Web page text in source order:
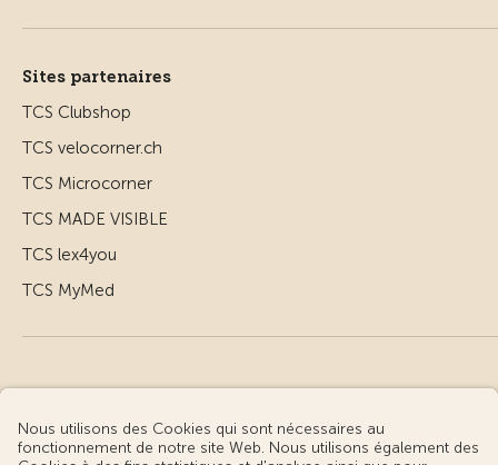
Sites partenaires
TCS Clubshop
TCS velocorner.ch
TCS Microcorner
TCS MADE VISIBLE
TCS lex4you
TCS MyMed